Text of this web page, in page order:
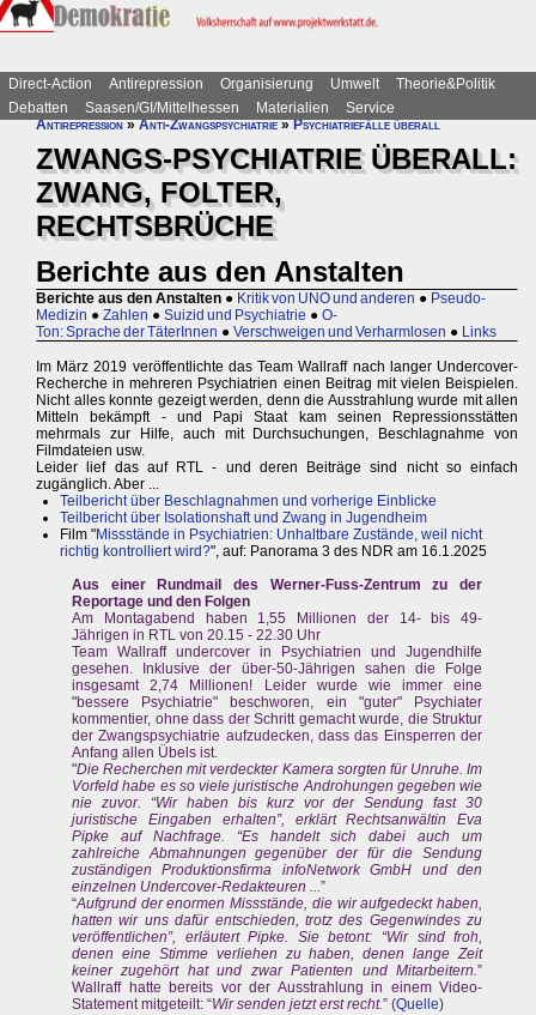
Direct-Action Antirepression Organisierung Umwelt
Theorie&Politik
Debatten
Saasen/GI/Mittelhessen Materialien
Service
Antirepression»Anti-Zwangspsychiatrie»Psychiatriefälle überall
ZWANGS-PSYCHIATRIE ÜBERALL:
ZWANG, FOLTER,
RECHTSBRÜCHE
Berichte aus den Anstalten
Berichte aus den Anstalten ● Kritik von UNO und anderen ● Pseudo-
Medizin ● Zahlen ● Suizid und Psychiatrie ● O-
Ton: Sprache der TäterInnen ● Verschweigen und Verharmlosen ● Links
Im März 2019 veröffentlichte das Team Wallraff nach langer Undercover-
Recherche in mehreren Psychiatrien einen Beitrag mit vielen Beispielen.
Nicht alles konnte gezeigt werden, denn die Ausstrahlung wurde mit allen
Mitteln bekämpft - und Papi Staat kam seinen Repressionsstätten
mehrmals zur Hilfe, auch mit Durchsuchungen, Beschlagnahme von
Filmdateien usw.
Leider lief das auf RTL - und deren Beiträge sind nicht so einfach
zugänglich. Aber ...
Teilbericht über Beschlagnahmen und vorherige Einblicke
Teilbericht über Isolationshaft und Zwang in Jugendheim
Film "Missstände in Psychiatrien: Unhaltbare Zustände, weil nicht
richtig kontrolliert wird?", auf: Panorama 3 des NDR am 16.1.2025
Aus einer Rundmail des Werner-Fuss-Zentrum zu der
Reportage und den Folgen
Am Montagabend haben 1,55 Millionen der 14- bis 49-
Jährigen in RTL von 20.15 - 22.30 Uhr
Team Wallraff undercover in Psychiatrien und Jugendhilfe
gesehen. Inklusive der über-50-Jährigen sahen die Folge
insgesamt 2,74 Millionen! Leider wurde wie immer eine
"bessere Psychiatrie" beschworen, ein "guter" Psychiater
kommentier, ohne dass der Schritt gemacht wurde, die Struktur
der Zwangspsychiatrie aufzudecken, dass das Einsperren der
Anfang allen Übels ist.
"Die Recherchen mit verdeckter Kamera sorgten für Unruhe. Im
Vorfeld habe es so viele juristische Androhungen gegeben wie
nie zuvor. “Wir haben bis kurz vor der Sendung fast 30
juristische Eingaben erhalten”, erklärt Rechtsanwältin Eva
Pipke auf Nachfrage. “Es handelt sich dabei auch um
zahlreiche Abmahnungen gegenüber der für die Sendung
zuständigen Produktionsfirma infoNetwork GmbH und den
einzelnen Undercover-Redakteuren ...”
“Aufgrund der enormen Missstände, die wir aufgedeckt haben,
hatten wir uns dafür entschieden, trotz des Gegenwindes zu
veröffentlichen”, erläutert Pipke. Sie betont: “Wir sind froh,
denen eine Stimme verliehen zu haben, denen lange Zeit
keiner zugehört hat und zwar Patienten und Mitarbeitern.”
Wallraff hatte bereits vor der Ausstrahlung in einem Video-
Statement mitgeteilt: “Wir senden jetzt erst recht.” (Quelle)